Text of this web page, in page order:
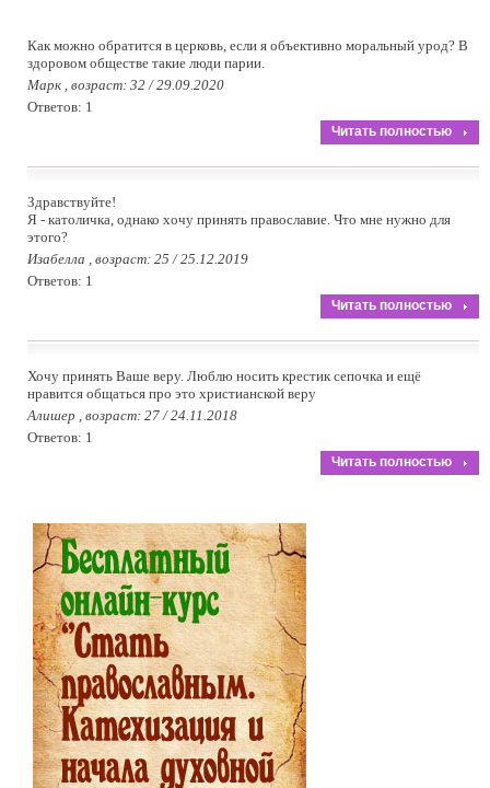
Как можно обратится в церковь, если я объективно моральный урод? В
здоровом обществе такие люди парии.
Марк , возраст: 32 / 29.09.2020
Ответов: 1
Читать полностью
Здравствуйте!
Я - католичка, однако хочу принять православие. Что мне нужно для
этого?
Изабелла , возраст: 25 / 25.12.2019
Ответов: 1
Читать полностью
Хочу принять Ваше веру. Люблю носить крестик сепочка и ещё
нравится общаться про это христианской веру
Алишер , возраст: 27 / 24.11.2018
Ответов: 1
Читать полностью